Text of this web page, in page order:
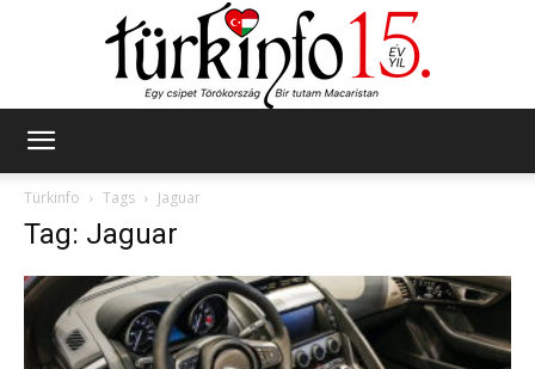
Türkinfo
Tags Jaguar
Tag: Jaguar